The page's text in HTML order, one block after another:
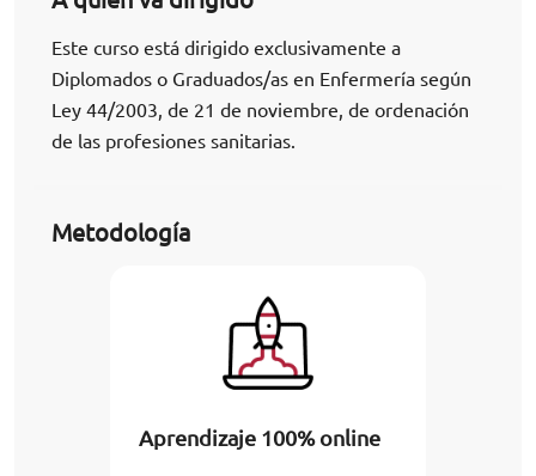
Este curso está dirigido exclusivamente a
Diplomados o Graduados/as en Enfermería según
Ley 44/2003, de 21 de noviembre, de ordenación
de las profesiones sanitarias.
Metodología
Aprendizaje 100% online